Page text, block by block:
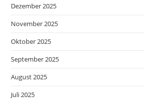
Dezember 2025
November 2025
Oktober 2025
September 2025
August 2025
Juli 2025